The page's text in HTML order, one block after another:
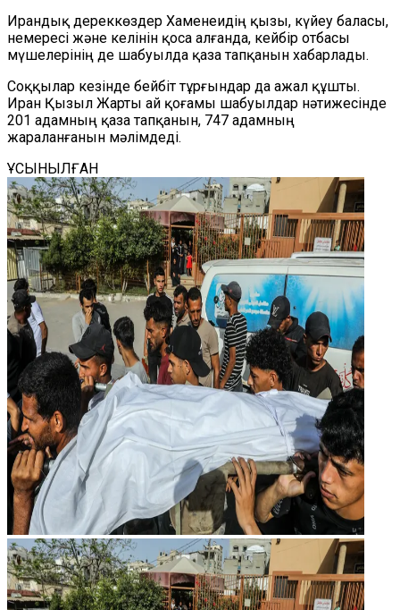
Ирандық дереккөздер Хаменеидің қызы, күйеу баласы,
немересі және келінін қоса алғанда, кейбір отбасы
мүшелерінің де шабуылда қаза тапқанын хабарлады.
Соққылар кезінде бейбіт тұрғындар да ажал құшты.
Иран Қызыл Жарты ай қоғамы шабуылдар нәтижесінде
201 адамның қаза тапқанын, 747 адамның
жараланғанын мәлімдеді.
ҰСЫНЫЛҒАН